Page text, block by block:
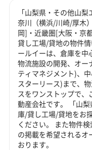
「山梨県・その他山
奈川（横浜/川崎/厚木
岡]・近畿圏[大阪・京
貸し工場/貸地の物件
ールイーは、倉庫を中
物流施設の開発、オー
ティマネジメント)、
スターリース)まで、
スをワンストップで
動産会社です。 「山
庫/貸し工場/貸地をお
ください。 また物件
の掲載を希望されるオ
おります。